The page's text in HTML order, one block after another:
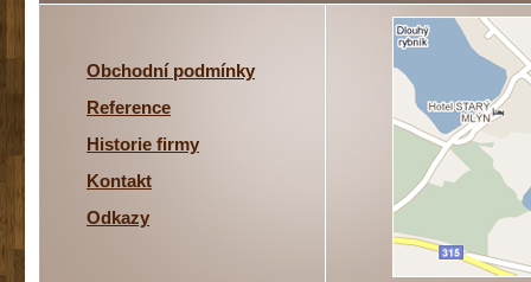
Obchodní podmínky
Reference
Historie firmy
Kontakt
Odkazy